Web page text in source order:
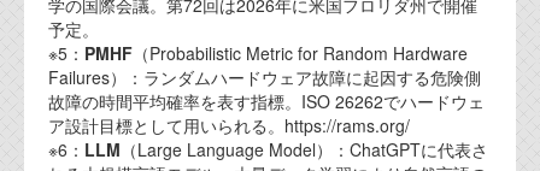
学の国際会議。第72回は2026年に米国フロリダ州で開催
予定。
※5： PMHF （Probabilistic Metric for Random Hardware
Failures）：ランダムハードウェア故障に起因する危険側
故障の時間平均確率を表す指標。ISO 26262でハードウェ
ア設計目標として用いられる。https://rams.org/
※6： LLM （Large Language Model）：ChatGPTに代表さ